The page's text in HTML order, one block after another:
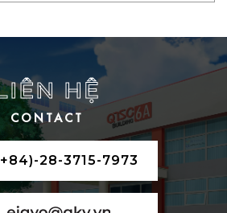
HỆ
CONTACT
28-3715-7973